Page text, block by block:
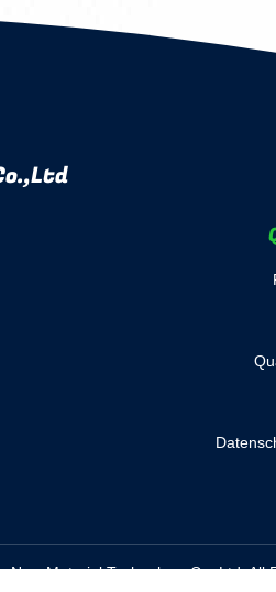
Material Technology Co.,Ltd. All